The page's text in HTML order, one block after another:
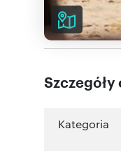
Kategoria